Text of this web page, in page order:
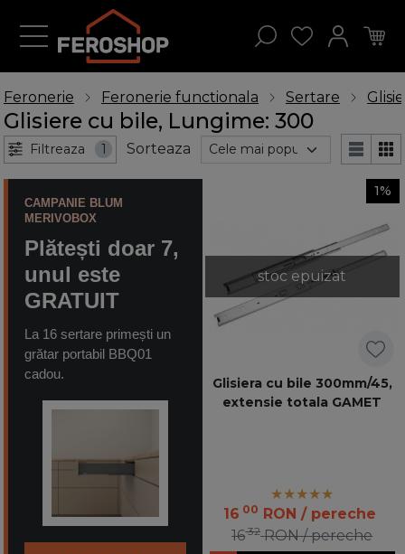
Feronerie Feronerie functionala Sertare
Glisiere cu bile, Lungime: 300
Filtreaza 1 Sorteaza
CAMPANIE BLUM
MERIVOBOX
Plătești doar 7,
unul este
GRATUIT
La 16 sertare primești un
grătar portabil BBQ01
cadou.
stoc epuizat
1%
Glisiera cu bile 300mm/45,
extensie totala GAMET
16 00 RON / pereche
1632 RON / pereche